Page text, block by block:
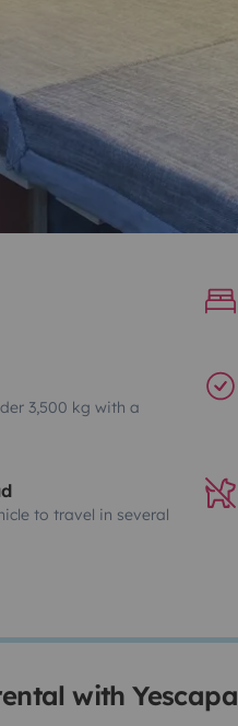
3,500 kg with a
to travel in several
with Yescapa